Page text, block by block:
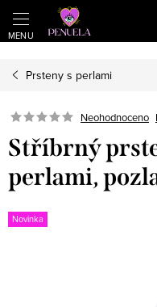
https://cz.pinterest.com/
Přejít na obsah
Prsteny s perlami
Neohodnoceno
Stříbrný
perlami,
Novinka